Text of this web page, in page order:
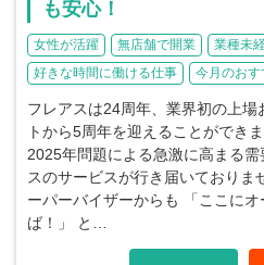
も安心！
女性が活躍 無店舗で開業
業種未
好きな時間に働ける仕事
今月のおす
フレアスは24周年、業界初の上
トから5周年を迎えることができ
2025年問題による急激に高まる
スのサービスが行き届いておりま
ーパーバイザーからも 「ここに
ば！」 と…